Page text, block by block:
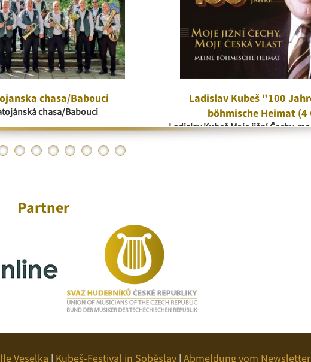
chasa/Babouci
chasa/Babouci
Ladislav Kubeš "100
böhmische Heimat (4
Ladislav Kubeš Moje jižní Čechy,
Partner
Veselka | Kubeš-Festival in Soběslav | Abmeldung vom Newsletter